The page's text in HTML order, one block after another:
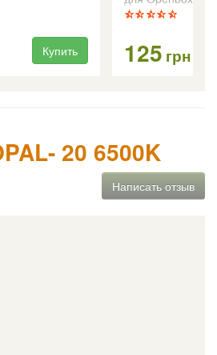
Купить 125 грн
20 6500K
Написать отзыв